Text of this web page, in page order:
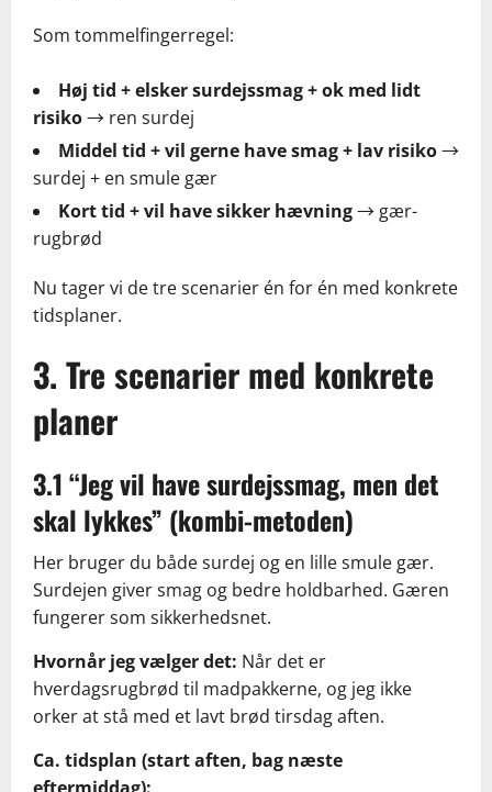
Som tommelfingerregel:
Høj tid + elsker surdejssmag + ok med lidt
risiko→ ren surdej
Middel tid + vil gerne have smag + lav risiko→
surdej + en smule gær
Kort tid + vil have sikker hævning→ gær-
rugbrød
Nu tager vi de tre scenarier én for én med konkrete
tidsplaner.
3. Tre scenarier med konkrete
planer
3.1 “Jeg vil have surdejssmag, men det
skal lykkes” (kombi-metoden)
Her bruger du både surdej og en lille smule gær.
Surdejen giver smag og bedre holdbarhed. Gæren
fungerer som sikkerhedsnet.
Hvornår jeg vælger det: Når det er
hverdagsrugbrød til madpakkerne, og jeg ikke
orker at stå med et lavt brød tirsdag aften.
Ca. tidsplan (start aften, bag næste